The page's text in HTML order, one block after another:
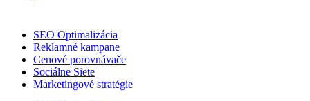
SEO Optimalizácia
Reklamné kampane
Cenové porovnávače
Sociálne Siete
Marketingové stratégie